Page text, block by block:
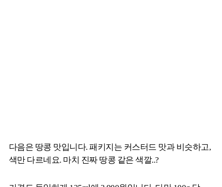
다음은 땅콩 맛입니다. 패키지는 커스터드 맛과 비슷하고,
색만 다르네요. 마치 진짜 땅콩 같은 색깔..?